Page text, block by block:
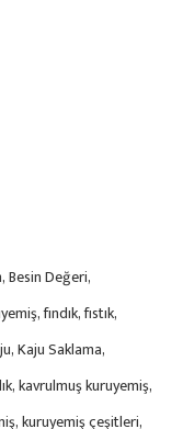
Besin Değeri
fındık fıstık
Kaju Saklama
kavrulmuş kuruyemiş
kuruyemiş çeşitleri